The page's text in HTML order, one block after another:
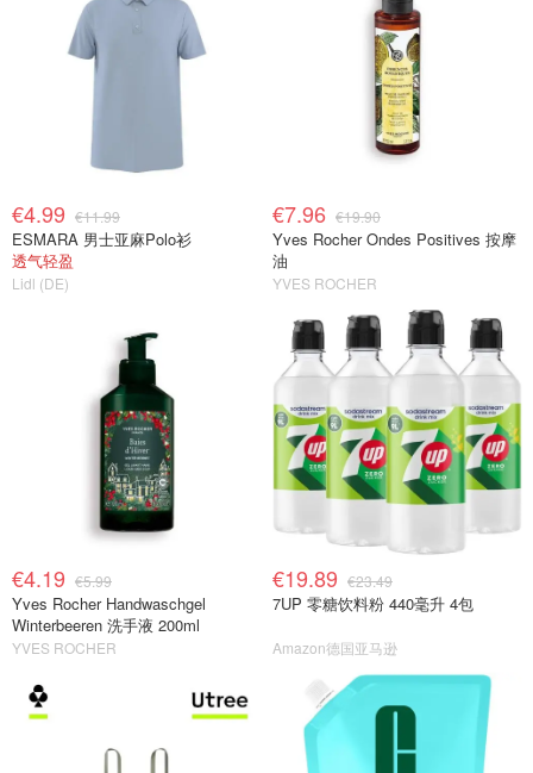
€4.99 €11.99
ESMARA 男士亚麻Polo衫
透气轻盈
Lidl (DE)
€7.96 €19.90
Yves Rocher Ondes Positives 按摩
油
YVES ROCHER
€4.19 €5.99
Yves Rocher Handwaschgel
Winterbeeren 洗手液 200ml
YVES ROCHER
€19.89 €23.49
7UP 零糖饮料粉 440毫升 4包
Amazon德国亚马逊